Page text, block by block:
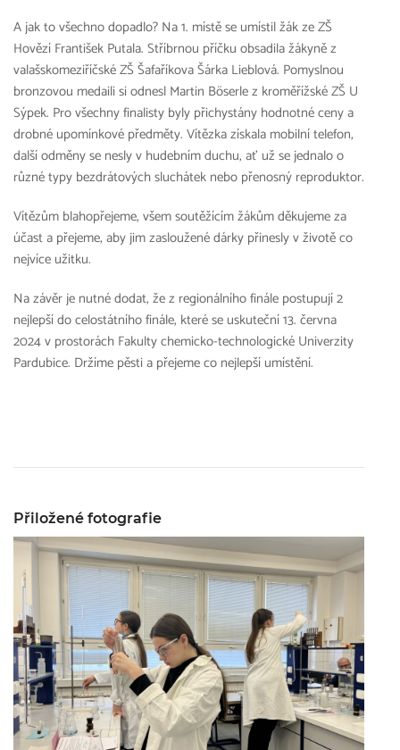
A jak to všechno dopadlo? Na 1. místě se umístil žák ze ZŠ
Hovězí František Putala. Stříbrnou příčku obsadila žákyně z
valašskomeziříčské ZŠ Šafaříkova Šárka Lieblová. Pomyslnou
bronzovou medaili si odnesl Martin Böserle z kroměřížské ZŠ U
Sýpek. Pro všechny finalisty byly přichystány hodnotné ceny a
drobné upomínkové předměty. Vítězka získala mobilní telefon,
další odměny se nesly v hudebním duchu, ať už se jednalo o
různé typy bezdrátových sluchátek nebo přenosný reproduktor.
Vítězům blahopřejeme, všem soutěžícím žákům děkujeme za
účast a přejeme, aby jim zasloužené dárky přinesly v životě co
nejvíce užitku.
Na závěr je nutné dodat, že z regionálního finále postupují 2
nejlepší do celostátního finále, které se uskuteční 13. června
2024 v prostorách Fakulty chemicko-technologické Univerzity
Pardubice. Držíme pěsti a přejeme co nejlepší umístění.
Přiložené fotografie